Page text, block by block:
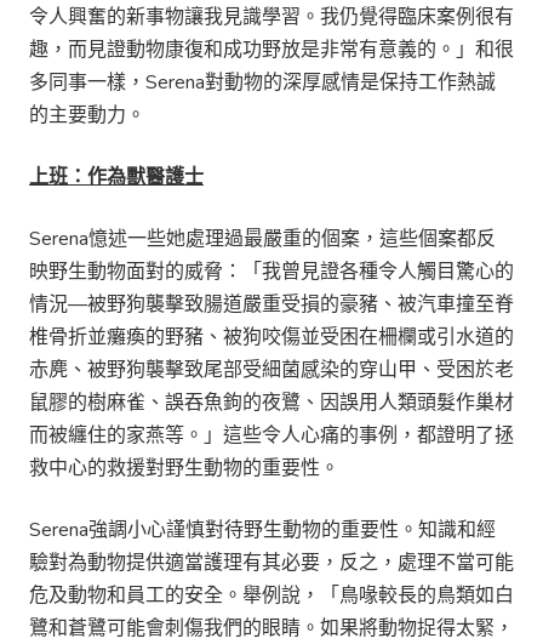
令人興奮的新事物讓我見識學習。我仍覺得臨床案例很有
趣，而見證動物康復和成功野放是非常有意義的。」和很
多同事一樣，Serena對動物的深厚感情是保持工作熱誠
的主要動力。
上班：作為獸醫護士
Serena憶述一些她處理過最嚴重的個案，這些個案都反
映野生動物面對的威脅：「我曾見證各種令人觸目驚心的
情況—被野狗襲擊致腸道嚴重受損的豪豬、被汽車撞至脊
椎骨折並癱瘓的野豬、被狗咬傷並受困在柵欄或引水道的
赤麂、被野狗襲擊致尾部受細菌感染的穿山甲、受困於老
鼠膠的樹麻雀、誤吞魚鉤的夜鷺、因誤用人類頭髮作巢材
而被纏住的家燕等。」這些令人心痛的事例，都證明了拯
救中心的救援對野生動物的重要性。
Serena強調小心謹慎對待野生動物的重要性。知識和經
驗對為動物提供適當護理有其必要，反之，處理不當可能
危及動物和員工的安全。舉例說，「鳥喙較長的鳥類如白
鷺和蒼鷺可能會刺傷我們的眼睛。如果將動物捉得太緊，